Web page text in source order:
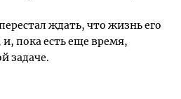
ждать, что жизнь его
и, пока есть еще время,
задаче.